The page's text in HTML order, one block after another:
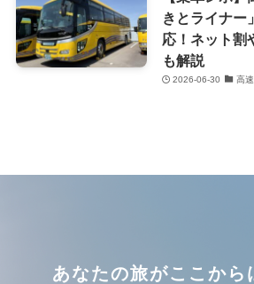
きとライナー
応！ネット割
も解説
2026-06-30 高
あなたの旅がここから